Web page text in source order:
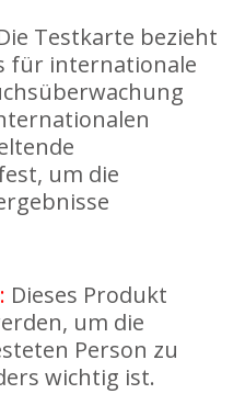
Testkarte bezieht
für internationale
um die
Dieses Produkt
um die
Person zu
wichtig ist.